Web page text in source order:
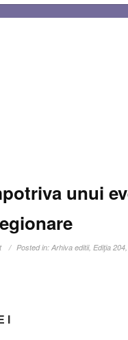
unui
Posted in:Arhiva editii,Ediţia 204
I